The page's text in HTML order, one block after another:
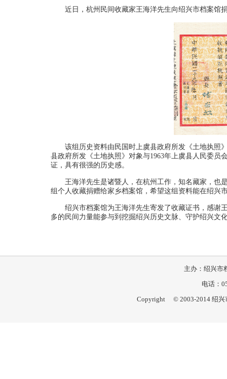
近日，杭州民间收藏家王海洋先生向绍兴市档案馆
该组历史资料由民国时上虞县政府所发《土地执照
县政府所发《土地执照》对象与1963年上虞县人民委
证，具有很强的历史感。
王海洋先生是诸暨人，在杭州工作，知名藏家，也
组个人收藏捐赠给家乡档案馆，希望这组资料能在绍兴
绍兴市档案馆为王海洋先生寄发了收藏证书，感谢
多的民间力量能参与到挖掘绍兴历史文脉、守护绍兴文
主办：绍兴市
电话：
Copyright © 2003-2014 绍兴